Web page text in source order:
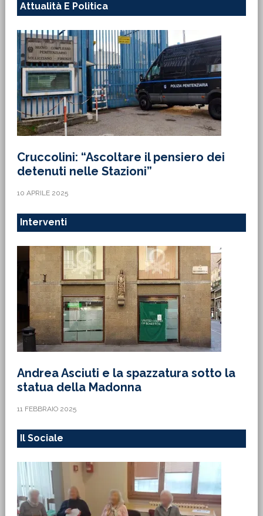
Attualità E Politica
Cruccolini: “Ascoltare il pensiero dei
detenuti nelle Stazioni”
10 APRILE 2025
Interventi
Andrea Asciuti e la spazzatura sotto la
statua della Madonna
11 FEBBRAIO 2025
Il Sociale